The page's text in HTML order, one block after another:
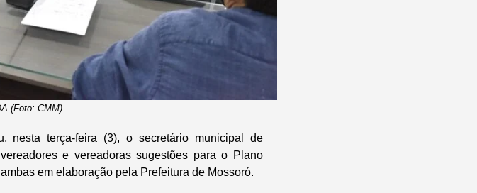
(Foto: CMM)
nesta terça-feira (3), o secretário municipal de
e vereadoras sugestões para o Plano
em elaboração pela Prefeitura de Mossoró.